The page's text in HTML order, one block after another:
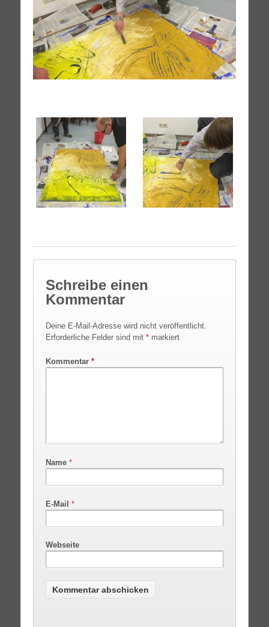
Schreibe einen
Kommentar
Deine E-Mail-Adresse wird nicht veröffentlicht.
Erforderliche Felder sind mit *markiert
Kommentar *
Name *
E-Mail *
Webseite